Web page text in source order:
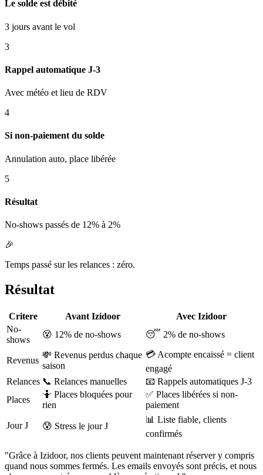
Le solde est débité
3 jours avant le vol
3
Rappel automatique J-3
Avec météo et lieu de RDV
4
Si non-paiement du solde
Annulation auto, place libérée
5
Résultat
No-shows passés de 12% à 2%
🎉
Temps passé sur les relances : zéro.
Résultat
Critere Avant Izidoor
Avec Izidoor
No-
shows
😵 12% de no-shows 😴 2% de no-shows
Revenus
💸 Revenus perdus chaque
saison
💳 Acompte encaissé = client
engagé
Relances 📞 Relances manuelles
📧 Rappels automatiques J-3
Places
🤷 Places bloquées pour
rien
✅ Places libérées si non-
paiement
Jour J 😰 Stress le jour J
📊 Liste fiable, clients
confirmés
"Grâce à Izidoor, nos clients peuvent maintenant réserver y compris
quand nous sommes fermés. Les emails envoyés sont précis, et nous